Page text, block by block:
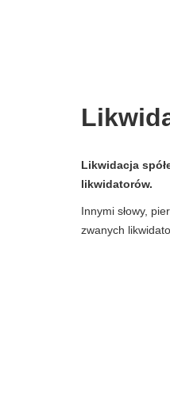
Likwidacja
likwidatorów.
Innymi słowy,
zwanych